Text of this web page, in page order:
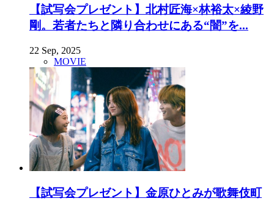
【試写会プレゼント】北村匠海×林裕太×綾野
剛。若者たちと隣り合わせにある“闇”を...
22 Sep, 2025
MOVIE
【試写会プレゼント】金原ひとみが歌舞伎町